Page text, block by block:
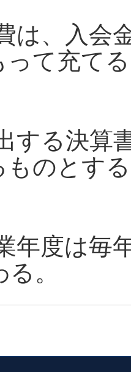
は、入会
って充て
する決算
ものとす
年度は毎
。